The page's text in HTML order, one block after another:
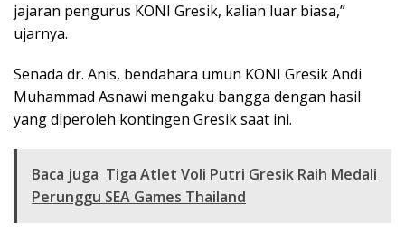
jajaran pengurus KONI Gresik, kalian luar biasa,”
ujarnya.
Senada dr. Anis, bendahara umun KONI Gresik Andi
Muhammad Asnawi mengaku bangga dengan hasil
yang diperoleh kontingen Gresik saat ini.
Baca juga Tiga Atlet Voli Putri Gresik Raih Medali
Perunggu SEA Games Thailand